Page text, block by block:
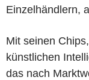
Einzelhändlern,
Mit seinen
künstlichen
das nach